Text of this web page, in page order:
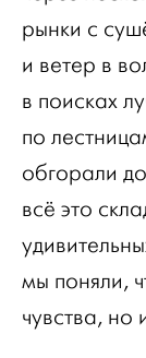
рынки с
и ветер в
в поисках
по
обгорали
всё это
мы поняли,
чувства, но